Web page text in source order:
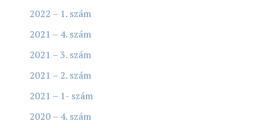
2022 – 1. szám
2021 – 4. szám
2021 – 3. szám
2021 – 2. szám
2021 – 1- szám
2020 – 4. szám